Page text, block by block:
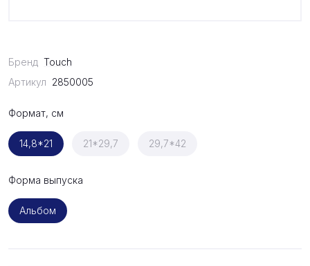
Бренд Touch
Артикул 2850005
Формат, см
14,8*21 21*29,7 29,7*42
Форма выпуска
Альбом